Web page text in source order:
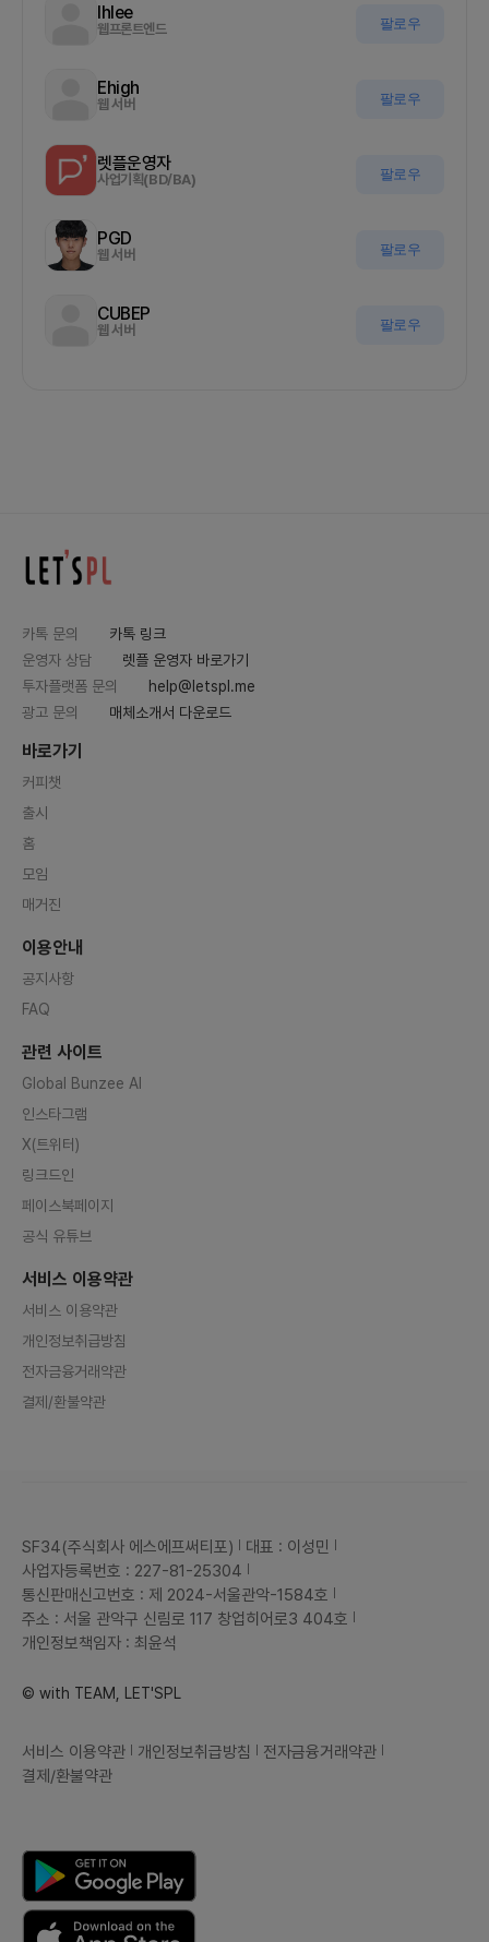
Ihlee
웹프론트엔드 팔로우
Ehigh
웹 서버 팔로우
렛플운영자
사업기획(BD/BA) 팔로우
PGD
웹 서버 팔로우
CUBEP
웹 서버 팔로우
카톡 문의
카톡 링크
운영자 상담
렛플 운영자 바로가기
투자플랫폼 문의
help@letspl.me
광고 문의
매체소개서 다운로드
바로가기
커피챗
출시
홈
모임
매거진
이용안내
공지사항
FAQ
관련 사이트
Global Bunzee AI
인스타그램
X(트위터)
링크드인
페이스북페이지
공식 유튜브
서비스 이용약관
서비스 이용약관
개인정보취급방침
전자금융거래약관
결제/환불약관
SF34(주식회사 에스에프써티포)
대표 : 이성민
사업자등록번호 : 227-81-25304
통신판매신고번호 : 제 2024-서울관악-1584호
주소 : 서울 관악구 신림로 117 창업히어로3 404호
개인정보책임자 : 최윤석
© with TEAM, LET'SPL
서비스 이용약관 개인정보취급방침
전자금융거래약관
결제/환불약관